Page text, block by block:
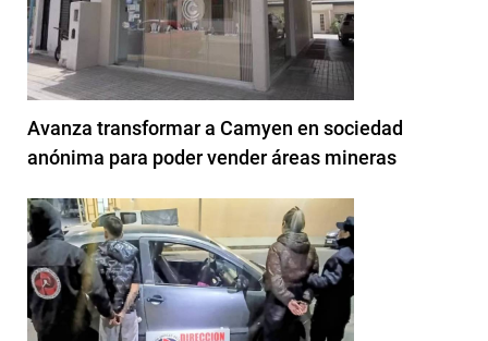
Avanza transformar a Camyen en sociedad
anónima para poder vender áreas mineras